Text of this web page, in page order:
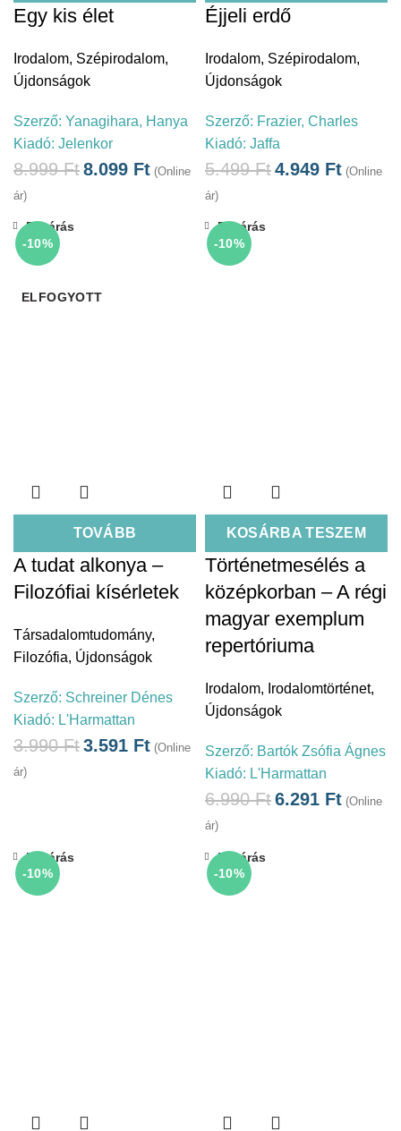
Egy kis élet
Irodalom, Szépirodalom,
Újdonságok
Szerző: Yanagihara, Hanya
Kiadó: Jelenkor
8.999Ft8.099 Ft (Online
ár)
Éjjeli erdő
Irodalom, Szépirodalom,
Újdonságok
Szerző: Frazier, Charles
Kiadó: Jaffa
5.499Ft4.949 Ft (Online
ár)
-10%
ELFOGYOTT
TOVÁBB
Bezárás
A tudat alkonya –
Filozófiai kísérletek
Társadalomtudomány,
Filozófia, Újdonságok
Szerző: Schreiner Dénes
Kiadó: L'Harmattan
3.990Ft3.591 Ft (Online
ár)
-10%
KOSÁRBA TESZEM
Bezárás
Történetmesélés a
középkorban – A régi
magyar exemplum
repertóriuma
Irodalom, Irodalomtörténet,
Újdonságok
Szerző: Bartók Zsófia Ágnes
Kiadó: L'Harmattan
6.990Ft6.291 Ft (Online
ár)
-10%
Bezárás
-10%
Bezárás